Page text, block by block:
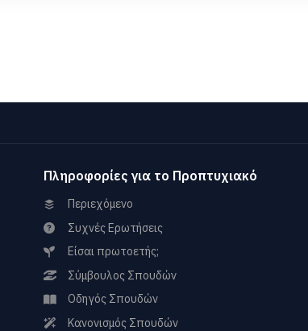
Πληροφορίες για το Προπτυχιακό
Περιεχόμενο
Συχνές Ερωτήσεις
Είσαι πρωτοετής;
Σύμβουλος Σπουδών
Οδηγός Σπουδών
Κανονισμός Σπουδών